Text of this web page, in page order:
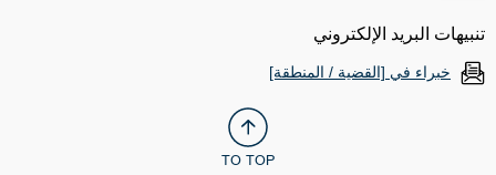
تنبيهات البريد الإلكتروني
خبراء في [القضية / المنطقة]
TO TOP